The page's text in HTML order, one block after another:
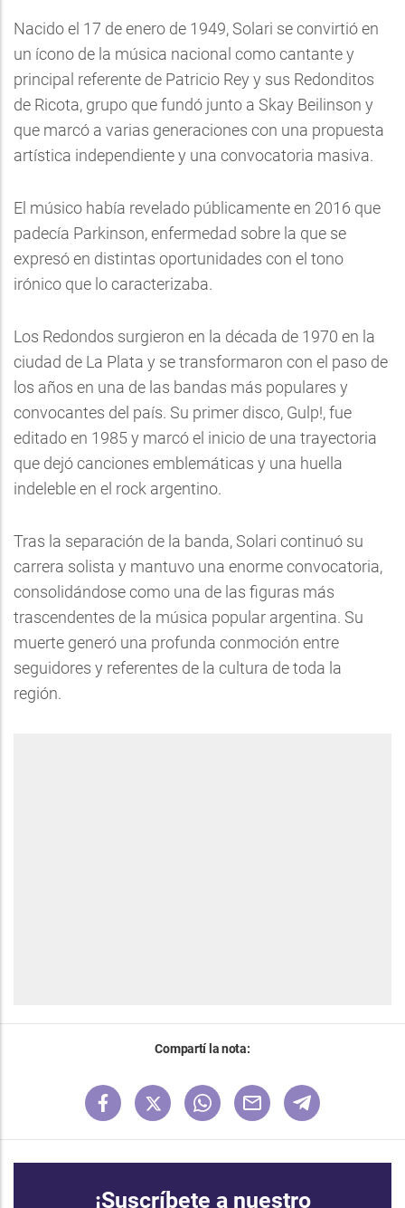
Nacido el 17 de enero de 1949, Solari se convirtió en
un ícono de la música nacional como cantante y
principal referente de Patricio Rey y sus Redonditos
de Ricota, grupo que fundó junto a Skay Beilinson y
que marcó a varias generaciones con una propuesta
artística independiente y una convocatoria masiva.
El músico había revelado públicamente en 2016 que
padecía Parkinson, enfermedad sobre la que se
expresó en distintas oportunidades con el tono
irónico que lo caracterizaba.
Los Redondos surgieron en la década de 1970 en la
ciudad de La Plata y se transformaron con el paso de
los años en una de las bandas más populares y
convocantes del país. Su primer disco, Gulp!, fue
editado en 1985 y marcó el inicio de una trayectoria
que dejó canciones emblemáticas y una huella
indeleble en el rock argentino.
Tras la separación de la banda, Solari continuó su
carrera solista y mantuvo una enorme convocatoria,
consolidándose como una de las figuras más
trascendentes de la música popular argentina. Su
muerte generó una profunda conmoción entre
seguidores y referentes de la cultura de toda la
región.
Compartí la nota:
¡Suscríbete a nuestro